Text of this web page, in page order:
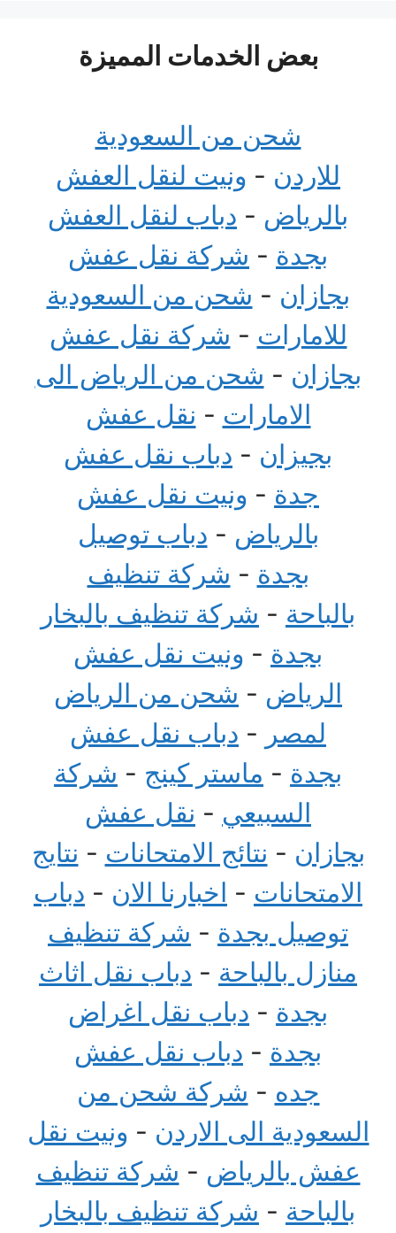
بعض الخدمات المميزة
شحن من السعودية
للاردن - ونيت لنقل العفش
بالرياض - دباب لنقل العفش
بجدة - شركة نقل عفش
بجازان - شحن من السعودية
للامارات - شركة نقل عفش
بجازان - شحن من الرياض الى
الامارات - نقل عفش
بجيزان - دباب نقل عفش
جدة - ونيت نقل عفش
بالرياض - دباب توصيل
بجدة - شركة تنظيف
بالباحة - شركة تنظيف بالبخار
بجدة - ونيت نقل عفش
الرياض - شحن من الرياض
لمصر - دباب نقل عفش
بجدة - ماستر كينج - شركة
السبيعي - نقل عفش
بجازان - نتائج الامتحانات - نتايج
الامتحانات - اخبارنا الان - دباب
توصيل بجدة - شركة تنظيف
منازل بالباحة - دباب نقل اثاث
بجدة - دباب نقل اغراض
بجدة - دباب نقل عفش
جده - شركة شحن من
السعودية الى الاردن - ونيت نقل
عفش بالرياض - شركة تنظيف
بالباحة - شركة تنظيف بالبخار